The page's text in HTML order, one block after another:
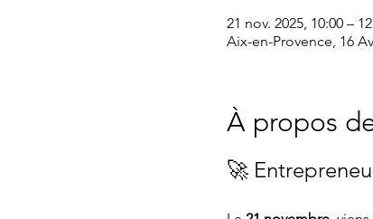
21 nov. 2025, 10:00 –
Aix-en-Provence, 16
À propos
🚀